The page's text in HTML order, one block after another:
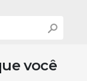
você